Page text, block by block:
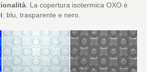
. La copertura isotermica OXO è
: blu, trasparente e nero.